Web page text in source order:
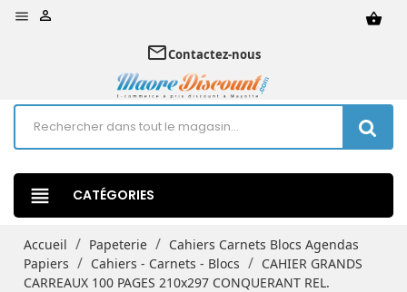
 shopping_basket

mail_outlineContactez-nous
view_headline CATÉGORIES
Accueil Papeterie
Cahiers Carnets Blocs Agendas
Papiers
Cahiers - Carnets - Blocs
CAHIER GRANDS
CARREAUX 100 PAGES 210x297 CONQUERANT REL.